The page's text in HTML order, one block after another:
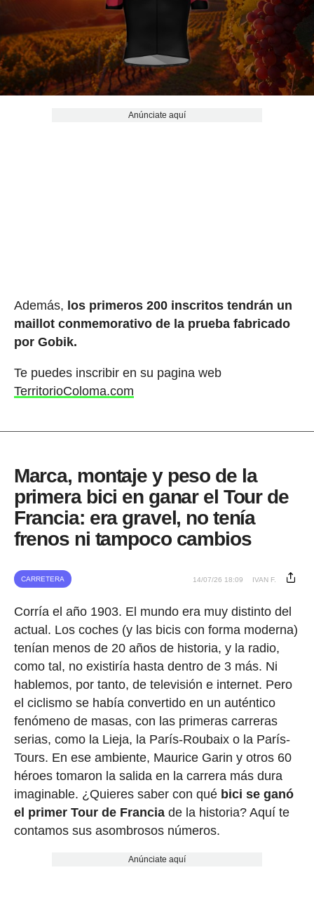
Anúnciate aquí
Además, los primeros 200 inscritos tendrán un
maillot conmemorativo de la prueba fabricado
por Gobik.
Te puedes inscribir en su pagina web
TerritorioColoma.com
Marca, montaje y peso de la
primera bici en ganar el Tour de
Francia: era gravel, no tenía
frenos ni tampoco cambios
CARRETERA 14/07/26 18:09 IVAN F.
Corría el año 1903. El mundo era muy distinto del
actual. Los coches (y las bicis con forma moderna)
tenían menos de 20 años de historia, y la radio,
como tal, no existiría hasta dentro de 3 más. Ni
hablemos, por tanto, de televisión e internet. Pero
el ciclismo se había convertido en un auténtico
fenómeno de masas, con las primeras carreras
serias, como la Lieja, la París-Roubaix o la París-
Tours. En ese ambiente, Maurice Garin y otros 60
héroes tomaron la salida en la carrera más dura
imaginable. ¿Quieres saber con qué bici se ganó
el primer Tour de Franciade la historia? Aquí te
contamos sus asombrosos números.
Anúnciate aquí